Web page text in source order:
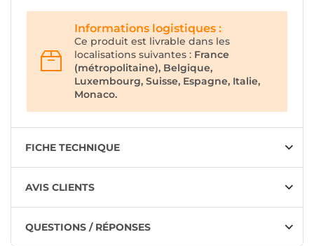
Informations logistiques :
Ce produit est livrable dans les
localisations suivantes : France
(métropolitaine), Belgique,
Luxembourg, Suisse, Espagne, Italie,
Monaco.
FICHE TECHNIQUE
AVIS CLIENTS
QUESTIONS / RÉPONSES